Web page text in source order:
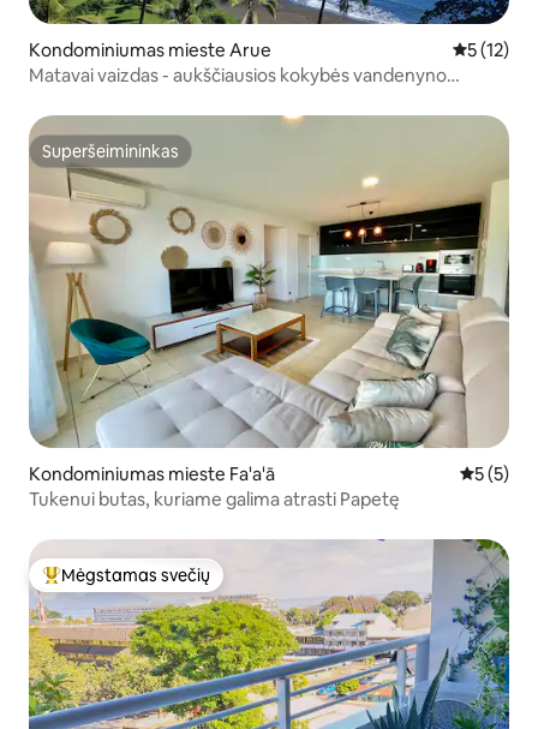
Kondominiumas mieste Arue Vidutinis
5 (12)
Matavai vaizdas - aukščiausios kokybės vandenyno
Superšeimininkas
Superšeimininkas
Kondominiumas mieste Fa'a'ā Vidutinis
5 (5)
Tukenui butas, kuriame galima atrasti Papetę
Svečių mėgstamiausias
Mėgstamas svečių